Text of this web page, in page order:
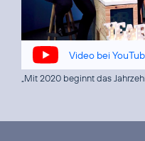
Video bei
„Mit 2020 beginnt das